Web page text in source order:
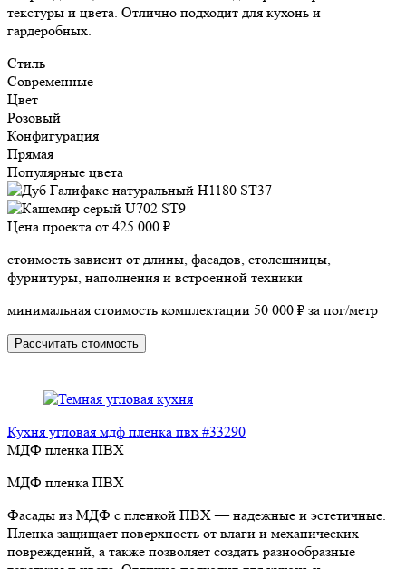
текстуры и цвета. Отлично подходит для кухонь и
гардеробных.
Стиль
Современные
Цвет
Розовый
Конфигурация
Прямая
Популярные цвета
Цена проекта от 425 000 ₽
стоимость зависит от длины, фасадов, столешницы,
фурнитуры, наполнения и встроенной техники
минимальная стоимость комплектации 50 000 ₽ за пог/метр
Рассчитать стоимость
Кухня угловая мдф пленка пвх #33290
МДФ пленка ПВХ
МДФ пленка ПВХ
Фасады из МДФ с пленкой ПВХ — надежные и эстетичные.
Пленка защищает поверхность от влаги и механических
повреждений, а также позволяет создать разнообразные